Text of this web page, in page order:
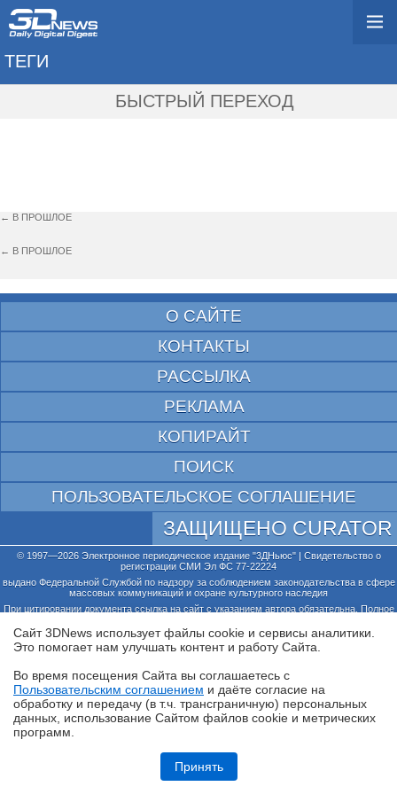
Обзор HONOR MagicPad 4: самый изящный планшет
ТЕГИ
БЫСТРЫЙ ПЕРЕХОД
← В ПРОШЛОЕ
← В ПРОШЛОЕ
О САЙТЕ
КОНТАКТЫ
РАССЫЛКА
РЕКЛАМА
КОПИРАЙТ
ПОИСК
ПОЛЬЗОВАТЕЛЬСКОЕ СОГЛАШЕНИЕ
ЗАЩИЩЕНО CURATOR
© 1997—2026 Электронное периодическое издание "3ДНьюс" | Свидетельство о
регистрации СМИ Эл ФС 77-22224
выдано Федеральной Службой по надзору за соблюдением законодательства в сфере
массовых коммуникаций и охране культурного наследия
При цитировании документа ссылка на сайт с указанием автора обязательна. Полное
российского и международного законодательства и возможно только с согласия
редакции 3DNews.
Сайт 3DNews использует файлы cookie и сервисы аналитики.
Это помогает нам улучшать контент и работу Cайта.
Во время посещения Cайта вы соглашаетесь с
Пользовательским соглашением и даёте согласие на
обработку и передачу (в т.ч. трансграничную) персональных
данных, использование Cайтом файлов cookie и метрических
программ.
Принять